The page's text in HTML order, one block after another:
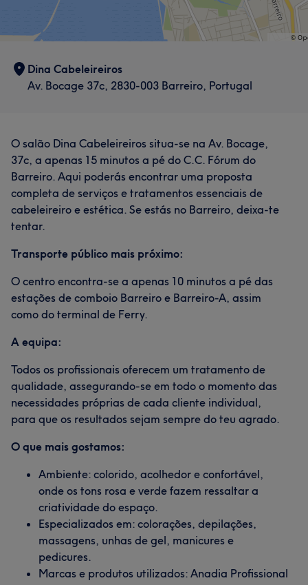
Dina Cabeleireiros
Av. Bocage 37c, 2830-003 Barreiro, Portugal
O salão Dina Cabeleireiros situa-se na Av. Bocage,
37c, a apenas 15 minutos a pé do C.C. Fórum do
Barreiro. Aqui poderás encontrar uma proposta
completa de serviços e tratamentos essenciais de
cabeleireiro e estética. Se estás no Barreiro, deixa-te
tentar.
Transporte público mais próximo:
O centro encontra-se a apenas 10 minutos a pé das
estações de comboio Barreiro e Barreiro-A, assim
como do terminal de Ferry.
A equipa:
Todos os profissionais oferecem um tratamento de
qualidade, assegurando-se em todo o momento das
necessidades próprias de cada cliente individual,
para que os resultados sejam sempre do teu agrado.
O que mais gostamos:
Ambiente: colorido, acolhedor e confortável,
onde os tons rosa e verde fazem ressaltar a
criatividade do espaço.
Especializados em: colorações, depilações,
massagens, unhas de gel, manicures e
pedicures.
Marcas e produtos utilizados: Anadia Profissional